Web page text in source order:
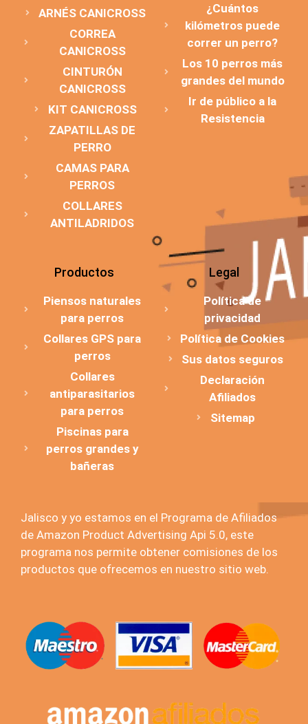
ARNÉS CANICROSS
CORREA
CANICROSS
CINTURÓN
CANICROSS
KIT CANICROSS
ZAPATILLAS DE
PERRO
CAMAS PARA
PERROS
COLLARES
ANTILADRIDOS
¿Cuántos
kilómetros puede
correr un perro?
Los 10 perros más
grandes del mundo
Ir de público a la
Resistencia
Productos
Piensos naturales
para perros
Collares GPS para
perros
Collares
antiparasitarios
para perros
Piscinas para
perros grandes y
bañeras
Legal
Política de
privacidad
Política de Cookies
Sus datos seguros
Declaración
Afiliados
Sitemap
Jalisco y yo estamos en el Programa de Afiliados
de Amazon Product Advertising Api 5.0, este
programa nos permite obtener comisiones de los
productos que ofrecemos en nuestro sitio web.